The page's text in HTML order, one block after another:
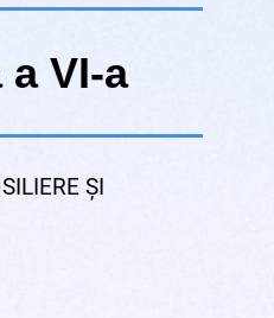
a VI-a
ȘI